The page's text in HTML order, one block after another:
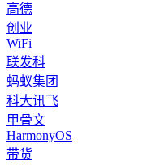
高德
创业
WiFi
联发科
蚂蚁集团
科大讯飞
甲骨文
HarmonyOS
带货